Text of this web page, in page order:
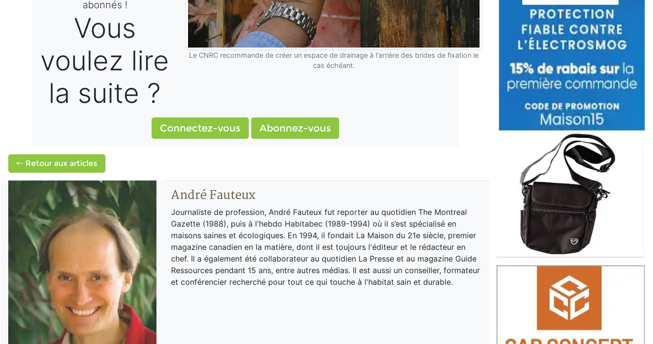
Le CNRC recommande de créer un espace de drainage à l'arrière des brides de fixation le
cas échéant.
abonnés !
Vous
voulez lire
la suite ?
Connectez-vous Abonnez-vous
Retour aux articles
André Fauteux
Journaliste de profession, André Fauteux fut reporter au quotidien The Montreal
Gazette (1988), puis à l'hebdo Habitabec (1989-1994) où il s’est spécialisé en
maisons saines et écologiques. En 1994, il fondait La Maison du 21e siècle, premier
magazine canadien en la matière, dont il est toujours l'éditeur et le rédacteur en
chef. Il a également été collaborateur au quotidien La Presse et au magazine Guide
Ressources pendant 15 ans, entre autres médias. Il est aussi un conseiller, formateur
et conférencier recherché pour tout ce qui touche à l'habitat sain et durable.